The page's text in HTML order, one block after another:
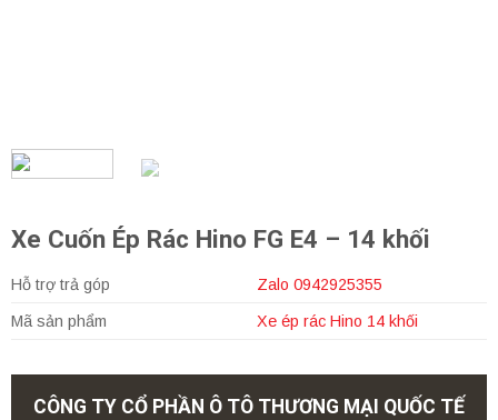
Xe Cuốn Ép Rác Hino FG E4 – 14 khối
Hỗ trợ trả góp Zalo 0942925355
Mã sản phẩm Xe ép rác Hino 14 khối
CÔNG TY CỔ PHẦN Ô TÔ THƯƠNG MẠI QUỐC TẾ